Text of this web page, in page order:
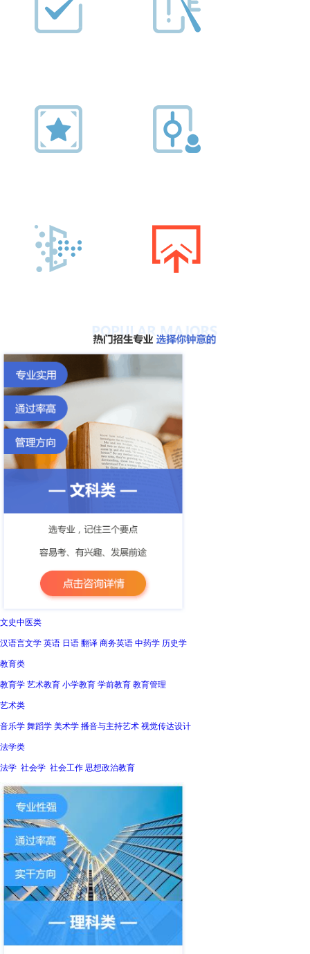
文史中医类
汉语言文学 英语 日语 翻译 商务英语 中药学 历史学
教育类
教育学 艺术教育 小学教育 学前教育 教育管理
艺术类
音乐学 舞蹈学 美术学 播音与主持艺术 视觉传达设计
法学类
法学 社会学 社会工作 思想政治教育